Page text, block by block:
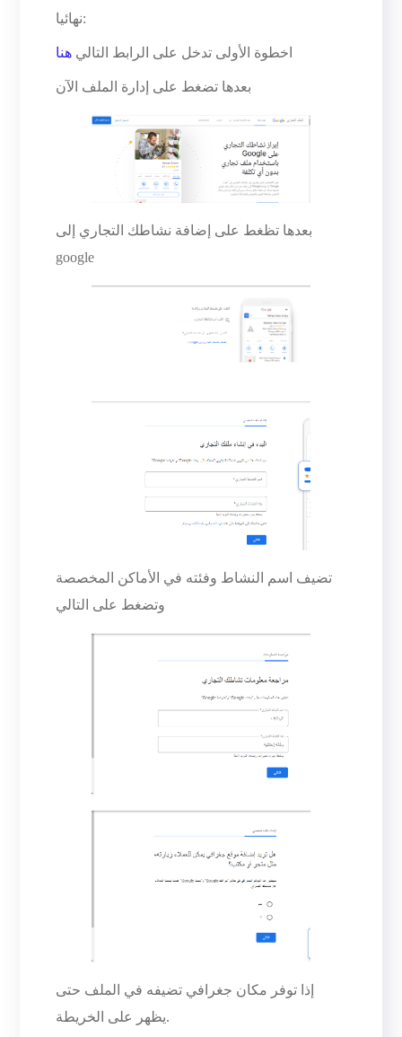
نهائيا:
اخطوة الأولى تدخل على الرابط التالي هنا
بعدها تضغط على إدارة الملف الآن
بعدها تظغط على إضافة نشاطك التجاري إلى
google
تضيف اسم النشاط وفئته في الأماكن المخصصة
وتضغط على التالي
إذا توفر مكان جغرافي تضيفه في الملف حتى
يظهر على الخريطة.